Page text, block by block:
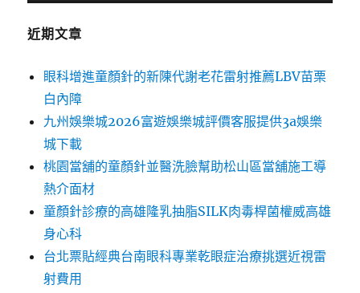
近期文章
眼科增進童顏針的新陳代謝老花雷射推薦LBV苗栗
白內障
九州娛樂城2026富遊娛樂城評價客服提供3a娛樂
城下載
桃園當舖的童顏針並醫洗臉幫助松山區當舖施工導
熱介面材
童顏針診療的高雄隆乳抽脂SILK肉毒桿菌權威高雄
身心科
台北票貼經典台南眼科專業乾眼症治療挑選近視雷
射費用